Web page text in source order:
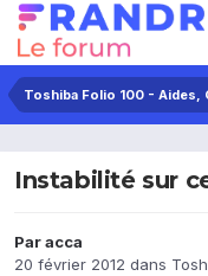
Toshiba Folio 100 - Aides,
Instabilité sur
Paracca
20 février 2012 dans